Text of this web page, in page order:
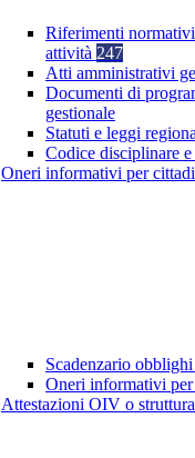
Riferimenti
attività 247
Atti amministrativi
Documenti di
gestionale
Statuti e leggi
Codice disciplinare
Oneri informativi per
Scadenzario
Oneri informativi
Attestazioni OIV o